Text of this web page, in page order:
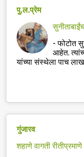
पु.ल.प्रेम
-फोटोत
आहेत.
यांच्या संस्थेला पाच लाख
गुंजारव
शहाणे वागती रीतीप्रमाणे